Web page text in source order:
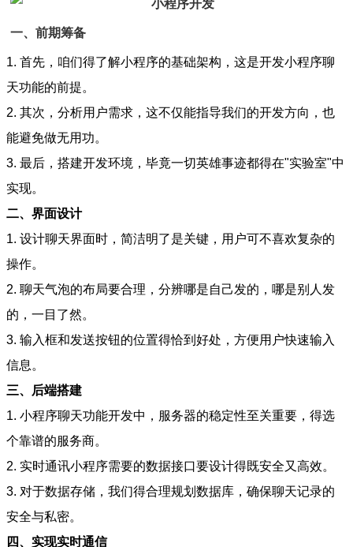
一、前期筹备
1. 首先，咱们得了解小程序的基础架构，这是开发小程序聊
天功能的前提。
2. 其次，分析用户需求，这不仅能指导我们的开发方向，也
能避免做无用功。
3. 最后，搭建开发环境，毕竟一切英雄事迹都得在"实验室"中
实现。
二、界面设计
1. 设计聊天界面时，简洁明了是关键，用户可不喜欢复杂的
操作。
2. 聊天气泡的布局要合理，分辨哪是自己发的，哪是别人发
的，一目了然。
3. 输入框和发送按钮的位置得恰到好处，方便用户快速输入
信息。
三、后端搭建
1. 小程序聊天功能开发中，服务器的稳定性至关重要，得选
个靠谱的服务商。
2. 实时通讯小程序需要的数据接口要设计得既安全又高效。
3. 对于数据存储，我们得合理规划数据库，确保聊天记录的
安全与私密。
四、实现实时通信